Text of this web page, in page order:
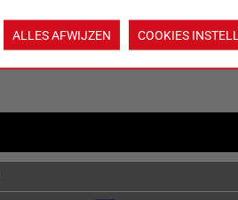
Quoteringen
ALLES AFWIJZEN COOKIES